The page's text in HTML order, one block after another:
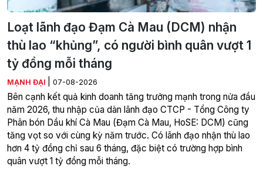
Loạt lãnh đạo Đạm Cà Mau (DCM) nhận
thù lao “khủng”, có người bình quân vượt 1
tỷ đồng mỗi tháng
MẠNH ĐẠI 07-08-2026
Bên cạnh kết quả kinh doanh tăng trưởng mạnh trong nửa đầu
năm 2026, thu nhập của dàn lãnh đạo CTCP - Tổng Công ty
Phân bón Dầu khí Cà Mau (Đạm Cà Mau, HoSE: DCM) cũng
tăng vọt so với cùng kỳ năm trước. Có lãnh đạo nhận thù lao
hơn 4 tỷ đồng chỉ sau 6 tháng, đặc biệt có trường hợp bình
quân vượt 1 tỷ đồng mỗi tháng.